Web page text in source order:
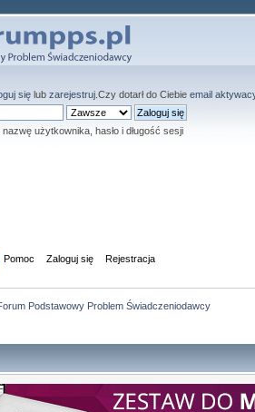
się lub zarejestruj .Czy dotarł do Ciebie email
użytkownika, hasło i długość sesji
Pomoc Zaloguj się Rejestracja
Podstawowy Problem Świadczeniodawcy